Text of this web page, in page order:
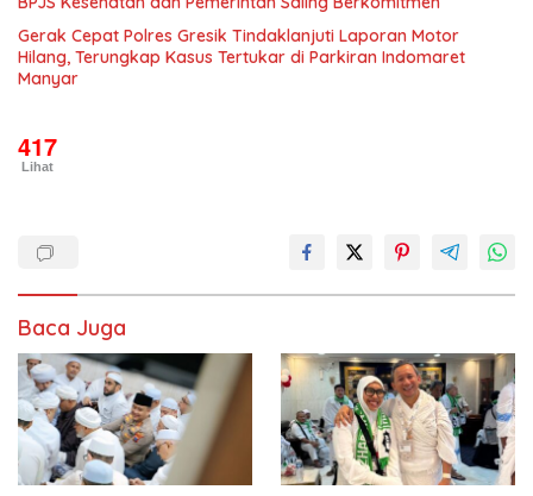
Gerak Cepat Polres Gresik Tindaklanjuti Laporan Motor
Hilang, Terungkap Kasus Tertukar di Parkiran Indomaret
Manyar
417
Lihat
Baca Juga